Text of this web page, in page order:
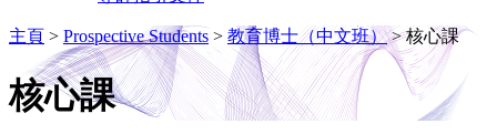
主頁 > Prospective Students > 教育博士（中文班）>核心課
核心課